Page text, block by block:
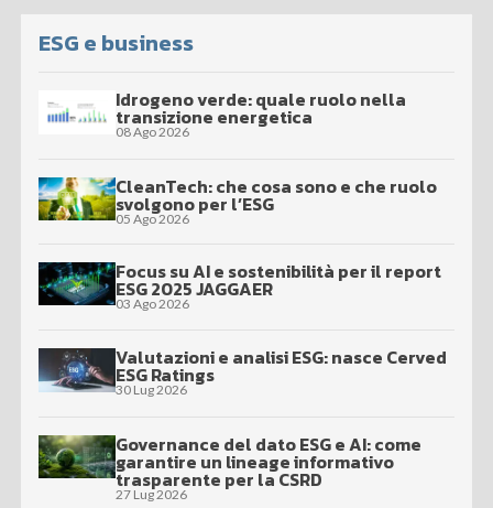
ESG e business
Idrogeno verde: quale ruolo nella
transizione energetica
08 Ago 2026
CleanTech: che cosa sono e che ruolo
svolgono per l’ESG
05 Ago 2026
Focus su AI e sostenibilità per il report
ESG 2025 JAGGAER
03 Ago 2026
Valutazioni e analisi ESG: nasce Cerved
ESG Ratings
30 Lug 2026
Governance del dato ESG e AI: come
garantire un lineage informativo
trasparente per la CSRD
27 Lug 2026